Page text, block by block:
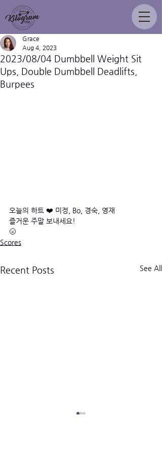
2023/08/04 Dumbbell Weight Sit
Ups, Double Dumbbell Deadlifts,
Burpees
Grace
Aug 4, 2023
오늘의 하트 ❤️ 미정, Bo, 경숙, 영재
즐거운 주말 보내세요!
🌝
Scores
Recent Posts See All